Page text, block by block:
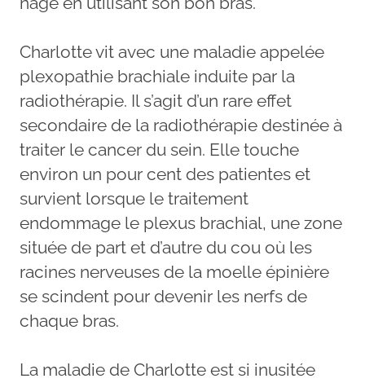
Charlotte vit avec une maladie appelée
plexopathie brachiale induite par la
radiothérapie. Il s’agit d’un rare effet
secondaire de la radiothérapie destinée à
traiter le cancer du sein. Elle touche
environ un pour cent des patientes et
survient lorsque le traitement
endommage le plexus brachial, une zone
située de part et d’autre du cou où les
racines nerveuses de la moelle épinière
se scindent pour devenir les nerfs de
chaque bras.
La maladie de Charlotte est si inusitée